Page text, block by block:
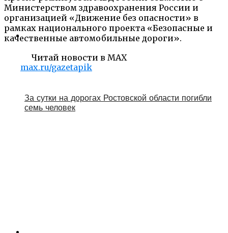
Министерством здравоохранения России и
организацией «Движение без опасности» в
рамках национального проекта «Безопасные и
качественные автомобильные дороги».
Читай новости в MAX
max.ru/gazetapik
За сутки на дорогах Ростовской области погибли
семь человек